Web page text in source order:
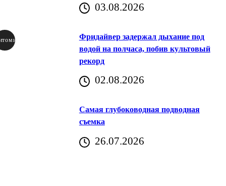
03.08.2026
Фридайвер задержал дыхание под
водой на полчаса, побив культовый
рекорд
02.08.2026
Самая глубоководная подводная
съемка
26.07.2026